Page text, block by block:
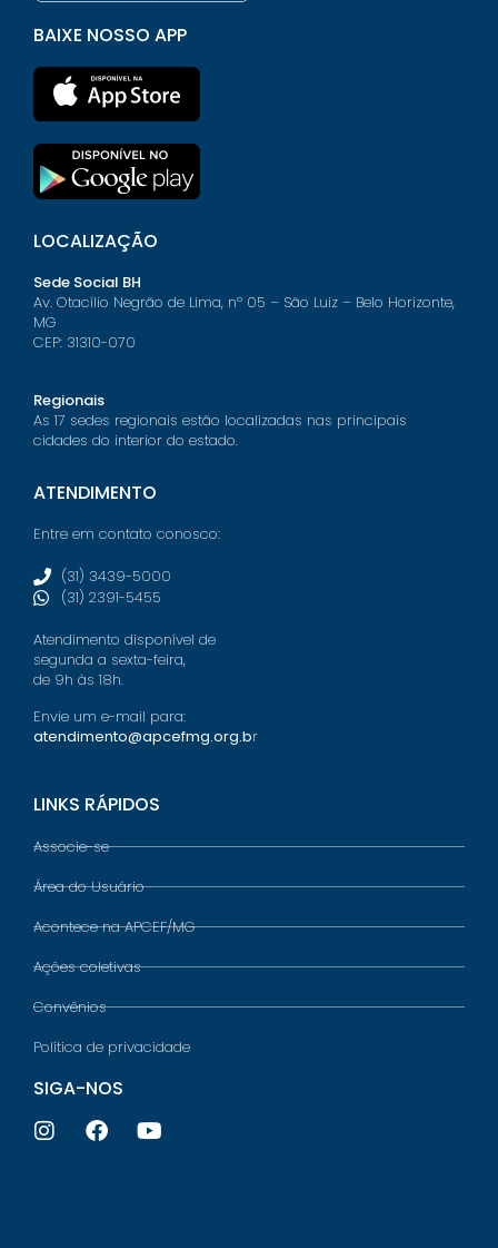
BAIXE NOSSO APP
LOCALIZAÇÃO
Sede Social BH
Av. Otacílio Negrão de Lima, nº 05 – São Luiz – Belo Horizonte,
MG
CEP: 31310-070
Regionais
As 17 sedes regionais estão localizadas nas principais
cidades do interior do estado.
ATENDIMENTO
Entre em contato conosco:
(31) 3439-5000
(31) 2391-5455
Atendimento disponível de
segunda a sexta-feira,
de 9h às 18h.
Envie um e-mail para:
atendimento@apcefmg.org.br
LINKS RÁPIDOS
Associe-se
Área do Usuário
Acontece na APCEF/MG
Ações coletivas
Convênios
Política de privacidade
SIGA-NOS